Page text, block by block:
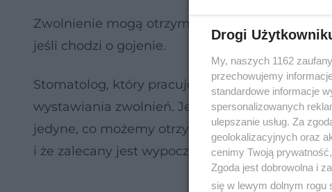
Zwolnienie mogą otrzymać też pacjenci,
jeśli chodzi o gojenie.
Stomatolog, który pracuje w gabinecie
wystawiania zwolnień. Jednak jeśli leczyliśmy
jedyne, co możemy otrzymać od lekarza, to
i że zalecany jest wypoczynek.
Drogi
My, naszych 1162
przechowujemy
standardowe informacje
spersonalizowanych
ulepszanie usług. Za
geolokalizacyjnych oraz
cenimy Twoją
Zgoda jest dobrowolna i
się w lewym dolnym rogu